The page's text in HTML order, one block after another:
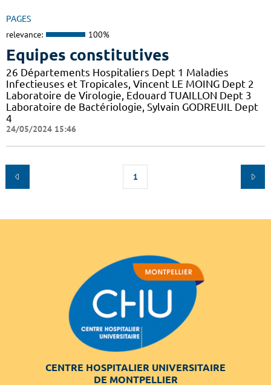
PAGES
relevance: 100%
Equipes constitutives
26 Départements Hospitaliers Dept 1 Maladies
Infectieuses et Tropicales, Vincent LE MOING Dept 2
Laboratoire de Virologie, Edouard TUAILLON Dept 3
Laboratoire de Bactériologie, Sylvain GODREUIL Dept
4
24/05/2024 15:46
1
CENTRE HOSPITALIER UNIVERSITAIRE
DE MONTPELLIER